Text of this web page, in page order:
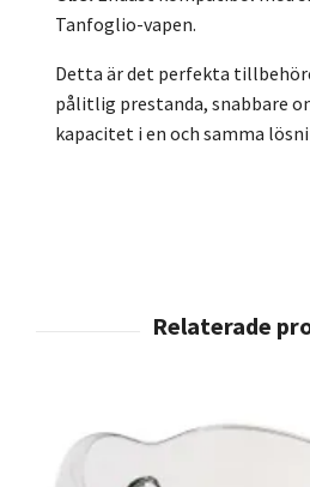
Tanfoglio-vapen.
Detta är det perfekta
pålitlig prestanda, snabbare
kapacitet i en och samma